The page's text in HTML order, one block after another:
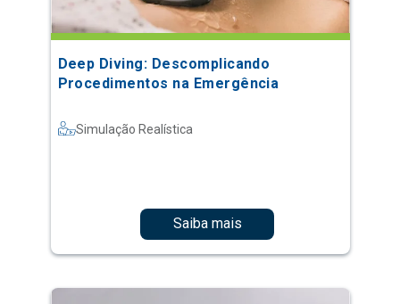
Deep Diving: Descomplicando
Procedimentos na Emergência
Simulação Realística
Saiba mais